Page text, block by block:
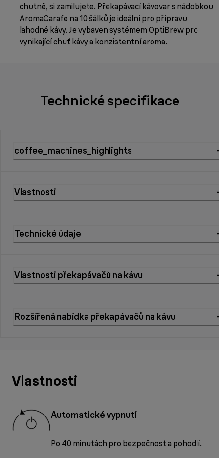
chutně, si zamilujete. Překapávací kávovar s nádobkou
AromaCarafe na 10 šálků je ideální pro přípravu
lahodné kávy. Je vybaven systémem OptiBrew pro
vynikající chuť kávy a konzistentní aroma.
Technické specifikace
coffee_machines_highlights
Vlastnosti
Technické údaje
Vlastnosti překapávačů na kávu
Rozšířená nabídka překapávačů na kávu
Vlastnosti
Automatické vypnutí
Po 40 minutách pro bezpečnost a pohodlí.